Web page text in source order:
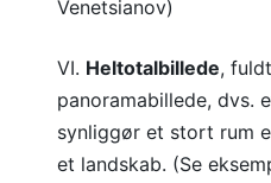
Venetsianov)
VI. Heltotalbillede,
panoramabillede, dvs.
synliggør et stort rum
et landskab. (Se